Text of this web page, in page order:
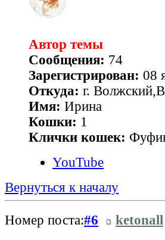
Автор темы
Сообщения: 74
Зарегистрирован: 08
Откуда: г.
Имя: Ирина
Кошки: 1
Клички кошек:
YouTube
Вернуться к началу
Номер поста:#6 ketonall